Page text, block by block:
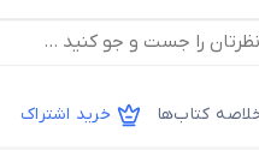
کتاب‌ها خرید اشتراک